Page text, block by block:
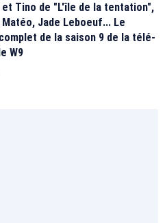
et Tino de "L'île de la tentation",
Jade Leboeuf... Le
de la saison 9 de la télé-
W9